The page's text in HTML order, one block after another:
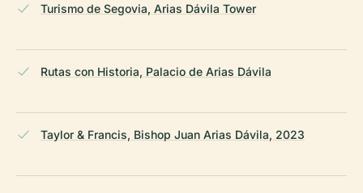
Turismo de Segovia, Arias Dávila Tower
Rutas con Historia, Palacio de Arias Dávila
Taylor & Francis, Bishop Juan Arias Dávila, 2023